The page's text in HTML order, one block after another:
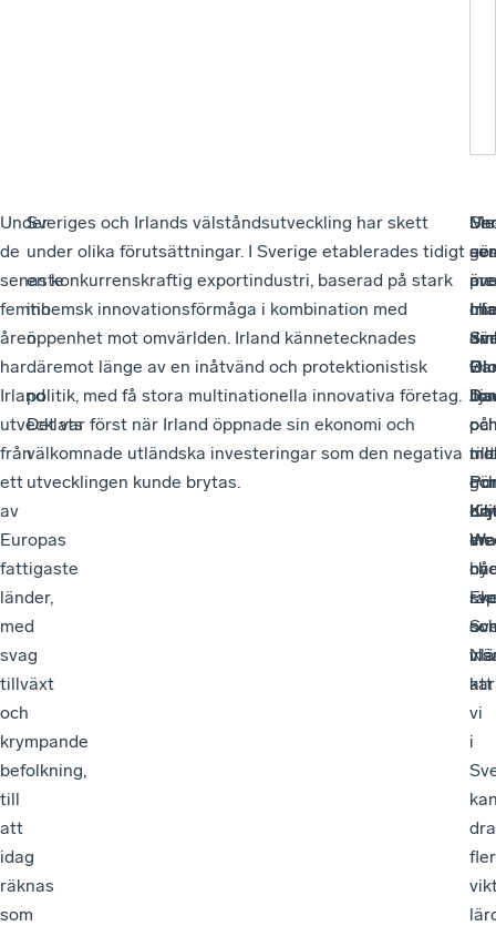
Under
de
senaste
femtio
åren
har
Irland
utvecklats
från
ett
av
Europas
fattigaste
länder,
med
svag
tillväxt
och
krympande
befolkning,
till
att
idag
räknas
som
Sveriges och Irlands välståndsutveckling har skett
under olika förutsättningar. I Sverige etablerades tidigt
en konkurrenskraftig exportindustri, baserad på stark
inhemsk innovationsförmåga i kombination med
öppenhet mot omvärlden. Irland kännetecknades
däremot länge av en inåtvänd och protektionistisk
politik, med få stora multinationella innovativa företag.
Det var först när Irland öppnade sin ekonomi och
välkomnade utländska investeringar som den negativa
utvecklingen kunde brytas.
en
ny
att
vi
i
dra
gör
gör
där
vi
på